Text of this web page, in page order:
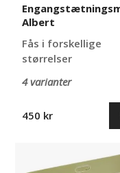
Albert
Fås i forskellige
størrelser
4 varianter
450 kr
Arnold